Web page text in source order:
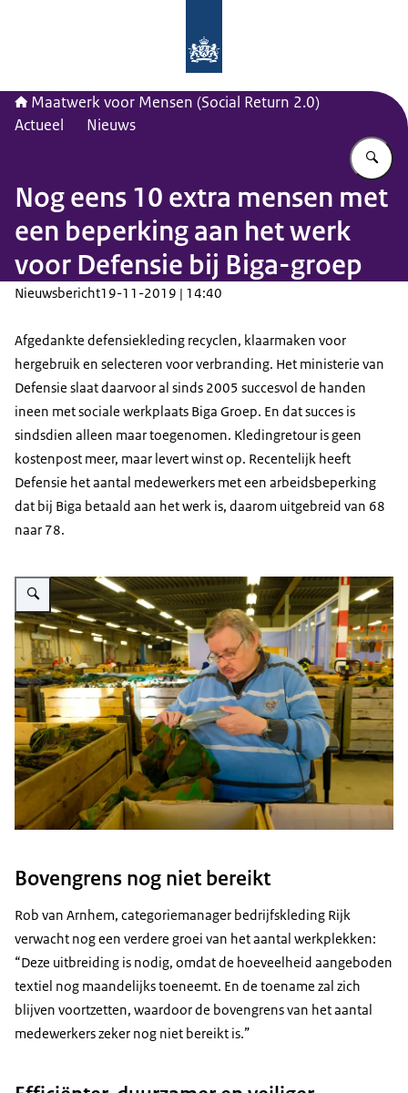
Maatwerk voor Mensen (Social Return 2.0)
Actueel
Nieuws
Nog eens 10 extra mensen met
een beperking aan het werk
voor Defensie bij Biga-groep
Nieuwsbericht19-11-2019 | 14:40
Afgedankte defensiekleding recyclen, klaarmaken voor
hergebruik en selecteren voor verbranding. Het ministerie van
Defensie slaat daarvoor al sinds 2005 succesvol de handen
ineen met sociale werkplaats Biga Groep. En dat succes is
sindsdien alleen maar toegenomen. Kledingretour is geen
kostenpost meer, maar levert winst op. Recentelijk heeft
Defensie het aantal medewerkers met een arbeidsbeperking
dat bij Biga betaald aan het werk is, daarom uitgebreid van 68
naar 78.
Vergroot afbeelding Biga-groep
Bovengrens nog niet bereikt
Rob van Arnhem, categoriemanager bedrijfskleding Rijk
verwacht nog een verdere groei van het aantal werkplekken:
“Deze uitbreiding is nodig, omdat de hoeveelheid aangeboden
textiel nog maandelijks toeneemt. En de toename zal zich
blijven voortzetten, waardoor de bovengrens van het aantal
medewerkers zeker nog niet bereikt is.”